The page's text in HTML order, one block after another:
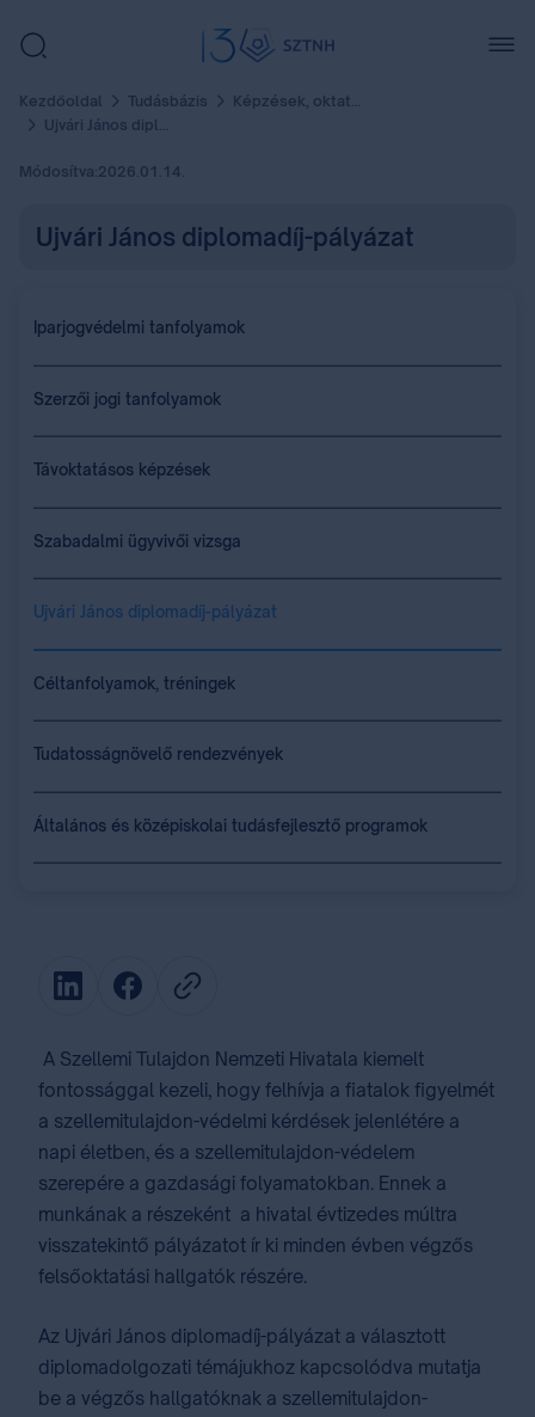
Kezdőoldal Tudásbázis
Képzések, oktatás
Ujvári János diplomadíj-pályázat
Módosítva:2026.01.14.
Ujvári János diplomadíj-pályázat
Iparjogvédelmi tanfolyamok
Szerzői jogi tanfolyamok
Távoktatásos képzések
Szabadalmi ügyvivői vizsga
Ujvári János diplomadíj-pályázat
Céltanfolyamok, tréningek
Tudatosságnövelő rendezvények
Általános és középiskolai tudásfejlesztő programok
A Szellemi Tulajdon Nemzeti Hivatala kiemelt
fontossággal kezeli, hogy felhívja a fiatalok figyelmét
a szellemitulajdon-védelmi kérdések jelenlétére a
napi életben, és a szellemitulajdon-védelem
szerepére a gazdasági folyamatokban. Ennek a
munkának a részeként a hivatal évtizedes múltra
visszatekintő pályázatot ír ki minden évben végzős
felsőoktatási hallgatók részére.
Az Ujvári János diplomadíj-pályázat a választott
diplomadolgozati témájukhoz kapcsolódva mutatja
be a végzős hallgatóknak a szellemitulajdon-